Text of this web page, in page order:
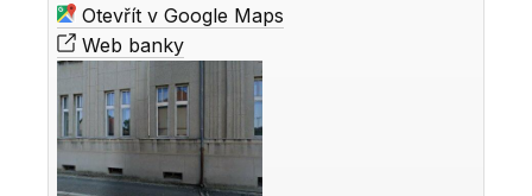
Otevřít v Google Maps
Web banky